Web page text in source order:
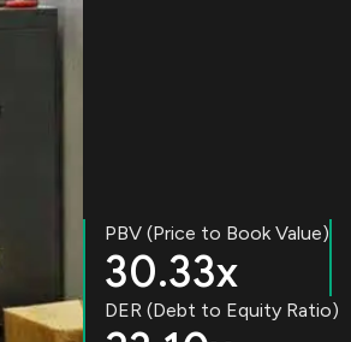
PBV (Price to Book Value)
30.33x
DER (Debt to Equity Ratio)